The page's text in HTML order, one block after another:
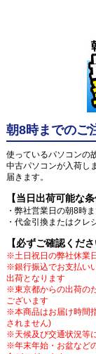
朝8時までのご
使っているパソコンの
中古パソコンが入荷し
届きます。
【当日出荷可能な条
・弊社営業日の朝8時
・代金引換またはクレ
【必ずご確認くださ
※土日祝日の弊社休業
※銀行振込でお支払い
出荷となります
※東京都からの出荷の
ございます
※本商品はお届け時間
されません)
※天候及び交通状況等
※年末年始・お盆など